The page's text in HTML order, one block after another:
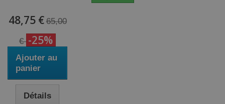
48,75 € 65,00
€ -25%
Ajouter au
panier
Détails